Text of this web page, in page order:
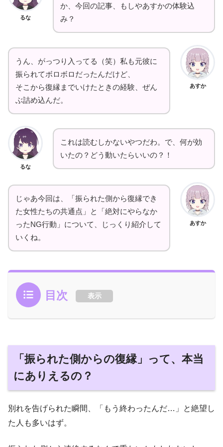
るな
か、今回の記事、もしやあすかの体験込
み？
あすか
うん、がっつり入ってる（笑）私も元彼に
振られてボロボロだったんだけど、
そこから復縁までいけたときの経験、ぜん
ぶ詰め込んだ。
るな
これは読むしかないやつだわ。で、何が効
いたの？どう動いたらいいの？！
あすか
じゃあ今回は、「振られた側から復縁でき
た女性たちの共通点」と「絶対にやらなか
ったNG行動」について、じっくり紹介して
いくね。
目次 表示
「振られた側からの復縁」って、本当
にありえるの？
別れを告げられた瞬間、「もう終わったんだ…」と絶望し
た人も多いはず。